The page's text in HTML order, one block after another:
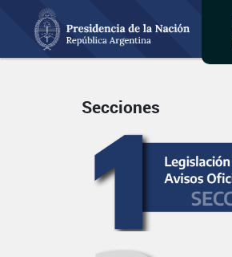
Secciones